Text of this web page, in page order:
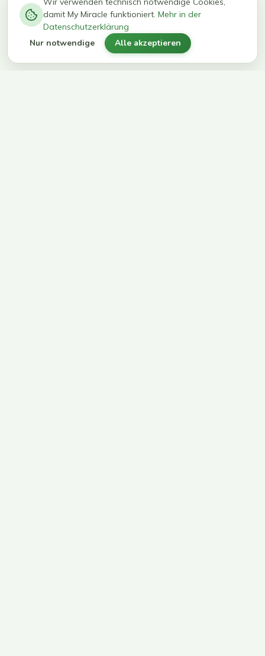
kg in 12
Wochen
erreichen
ihr Ziel
damit My Miracle funktioniert. Mehr in der
Datenschutzerklärung
Nur notwendige Alle akzeptieren